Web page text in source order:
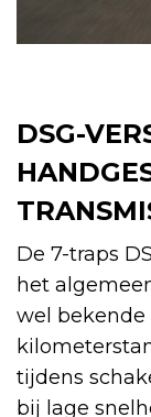
DSG-
De 7-traps
het
wel bekende
tijdens
bij lage